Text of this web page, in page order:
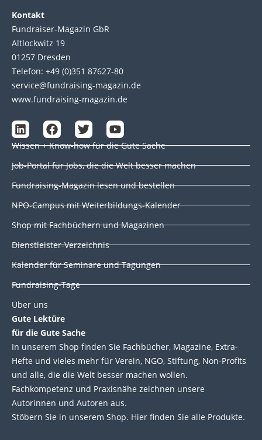
Kontakt
Fundraiser-Magazin GbR
Altlockwitz 19
01257 Dresden
Telefon: +49 (0)351 87627-80
service@fundraising-magazin.de
www.fundraising-magazin.de
L
i
n
k
e
d
n
F
a
c
e
b
o
k
T
w
i
t
e
Y
o
u
t
u
b
Wissen + Know-how für die Gute Sache
Job-Portal für Jobs, die die Welt besser machen
Fundraising-Magazin lesen und bestellen
NPO-Campus mit Weiterbildungs-Kalender
Shop mit Fachbüchern und Magazinen
Dienstleister-Verzeichnis
Kalender für Seminare und Tagungen
Fundraising-Tage
Über uns
Gute Lektüre
für die Gute Sache
In unserem Shop finden Sie Fachbücher, Magazine, Extra-
Hefte und vieles mehr für Verein, NGO, Stiftung, Non-Profits
und alle, die die Welt besser machen wollen.
Fachkompetenz und Praxisnähe zeichnen unsere
Autorinnen und Autoren aus.
Stöbern Sie in unserem Shop. Hier finden Sie alle Produkte.